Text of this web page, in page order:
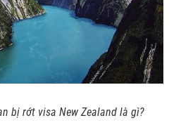
bị rớt visa New Zealand là gì?